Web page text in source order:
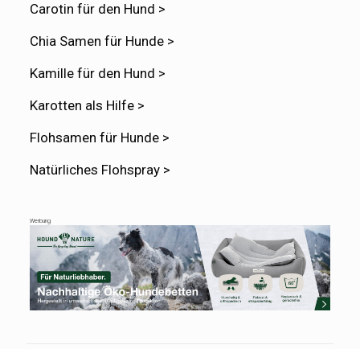
Carotin für den Hund >
Chia Samen für Hunde >
Kamille für den Hund >
Karotten als Hilfe >
Flohsamen für Hunde >
Natürliches Flohspray >
Werbung